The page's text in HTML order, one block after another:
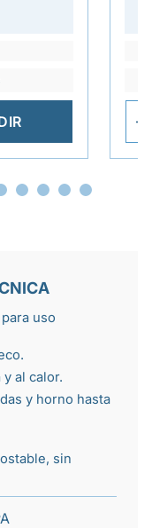
uso
y al calor.
y horno hasta
sin